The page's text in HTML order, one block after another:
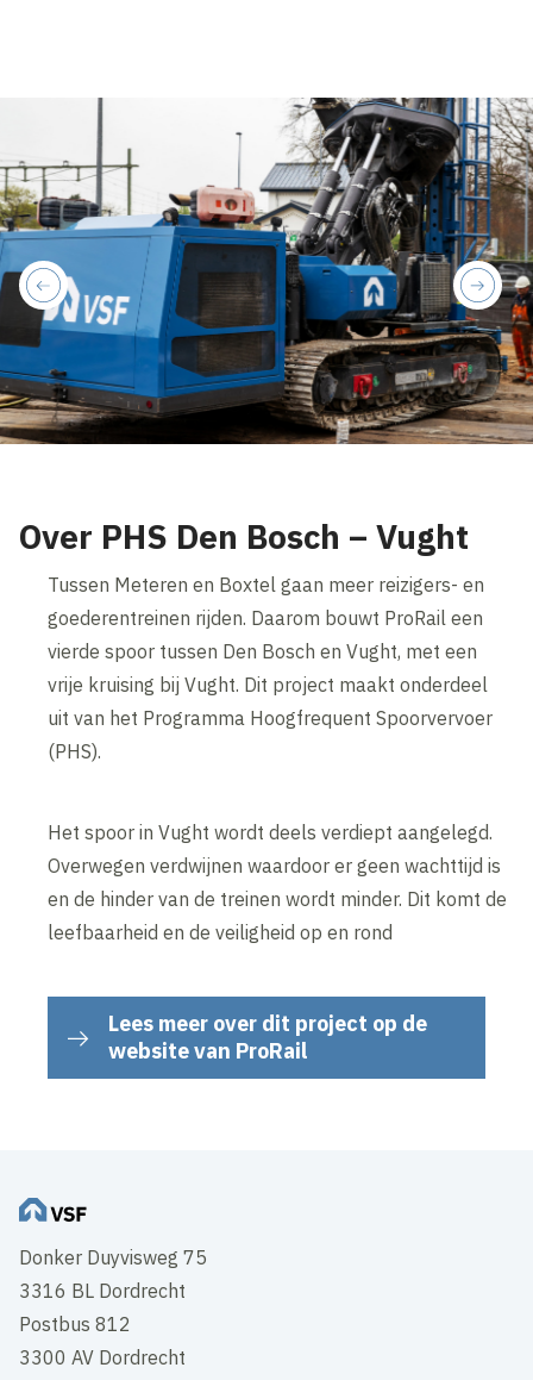
next
previous
Over PHS Den Bosch – Vught
Tussen Meteren en Boxtel gaan meer reizigers- en
goederentreinen rijden. Daarom bouwt ProRail een
vierde spoor tussen Den Bosch en Vught, met een
vrije kruising bij Vught. Dit project maakt onderdeel
uit van het Programma Hoogfrequent Spoorvervoer
(PHS).
Het spoor in Vught wordt deels verdiept aangelegd.
Overwegen verdwijnen waardoor er geen wachttijd is
en de hinder van de treinen wordt minder. Dit komt de
leefbaarheid en de veiligheid op en rond
Lees meer over dit project op de
website van ProRail
Donker Duyvisweg 75
3316 BL Dordrecht
Postbus 812
3300 AV Dordrecht